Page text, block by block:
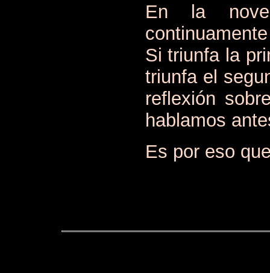
En la
Si triunfa la
triunfa el
reflexión
hablamos
Es por eso